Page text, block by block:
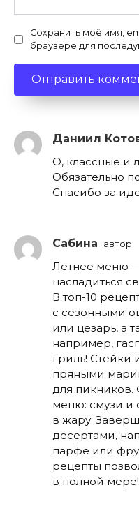
Сохранить моё имя,
браузере для
Даниил
О, классные и
Обязательно
Спасибо за
Сабина автор
Летнее меню —
насладиться
В топ-10
с сезонными
или цезарь, а
например,
гриль! Стейки
пряными
для пикников.
меню: смузи и
в жару.
десертами,
парфе или
рецепты
в полной мере!